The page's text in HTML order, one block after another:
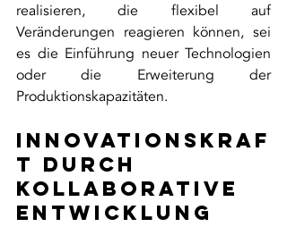
realisieren, die flexibel auf
Veränderungen reagieren können, sei
es die Einführung neuer Technologien
oder die Erweiterung der
Produktionskapazitäten.
Innovationskraf
t durch
kollaborative
Entwicklung